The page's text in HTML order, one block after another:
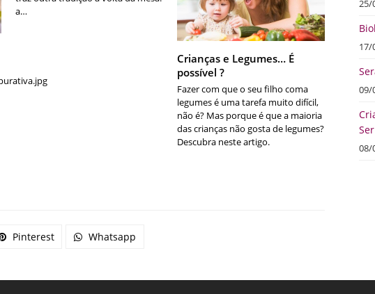
25/
17/
09/
08/
a…
Crianças e Legumes… É
possível ?
Fazer com que o seu filho coma
legumes é uma tarefa muito difícil,
não é? Mas porque é que a maioria
das crianças não gosta de legumes?
Descubra neste artigo.
Pinterest Whatsapp